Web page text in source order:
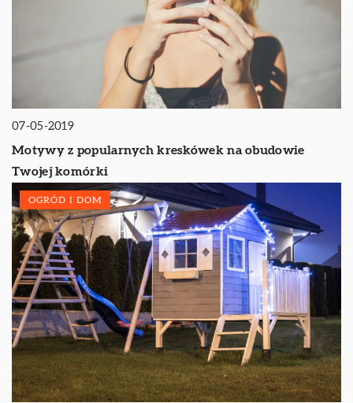
07-05-2019
Motywy z popularnych kreskówek na obudowie
Twojej komórki
OGRÓD I DOM